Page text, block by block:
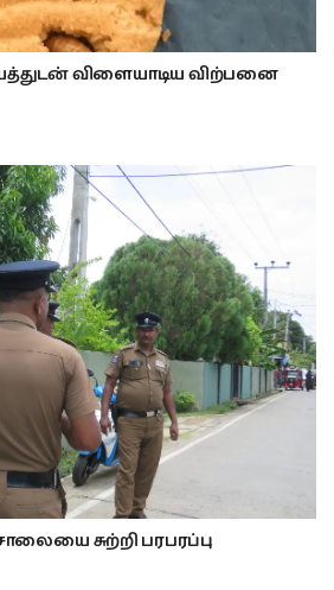
விளையாடிய விற்பனை
சுற்றி பரபரப்பு